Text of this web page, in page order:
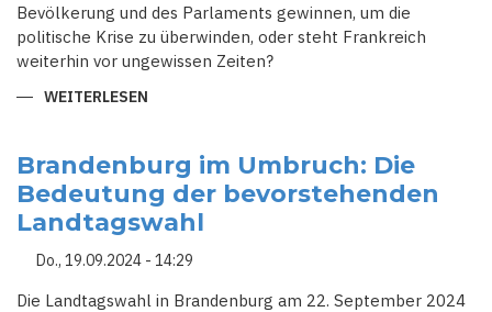
Bevölkerung und des Parlaments gewinnen, um die
politische Krise zu überwinden, oder steht Frankreich
weiterhin vor ungewissen Zeiten?
WEITERLESEN
VON
MISSTRAUEN
UMGEBEN:
BARNIERS
KABINETT
STEHT
VOR
GROSSEN H
Brandenburg im Umbruch: Die
Bedeutung der bevorstehenden
Landtagswahl
Do., 19.09.2024 - 14:29
Die Landtagswahl in Brandenburg am 22. September 2024